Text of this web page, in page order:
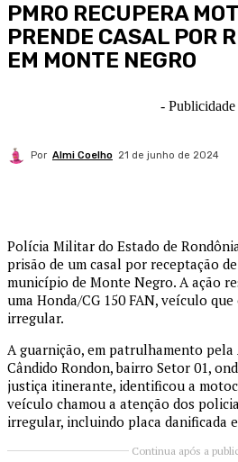
PMRO RECUPERA
PRENDE CASAL POR
EM MONTE NEGRO
- Publicidade
Por Almi Coelho 21 de junho de 2024
Polícia Militar do Estado de
prisão de um casal por receptação
município de Monte Negro. A ação
uma Honda/CG 150 FAN, veículo
irregular.
A guarnição, em patrulhamento pela
Cândido Rondon, bairro Setor 01,
justiça itinerante, identificou a
veículo chamou a atenção dos
irregular, incluindo placa danificada
Continua após a